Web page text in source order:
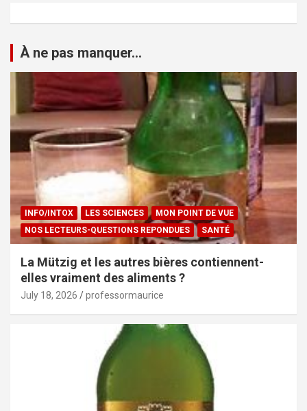
À ne pas manquer...
INFO/INTOX LES SCIENCES
MON POINT DE VUE
NOS LECTEURS-QUESTIONS REPONDUES
SANTÉ
La Mützig et les autres bières contiennent-
elles vraiment des aliments ?
July 18, 2026 professormaurice